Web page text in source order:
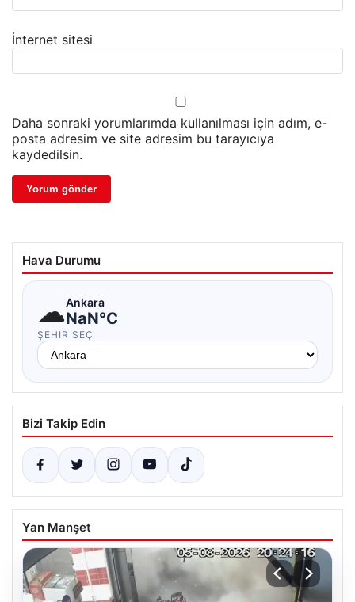
İnternet sitesi
Daha sonraki yorumlarımda kullanılması için adım, e-
posta adresim ve site adresim bu tarayıcıya
kaydedilsin.
Hava Durumu
☁Ankara
NaN°C
ŞEHIR SEÇ
Bizi Takip Edin
Yan Manşet